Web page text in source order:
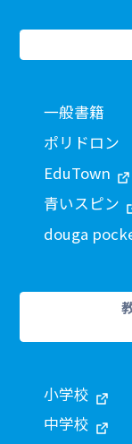
一般書籍
ポリドロン
EduTown
青いスピン
douga
小学校
中学校